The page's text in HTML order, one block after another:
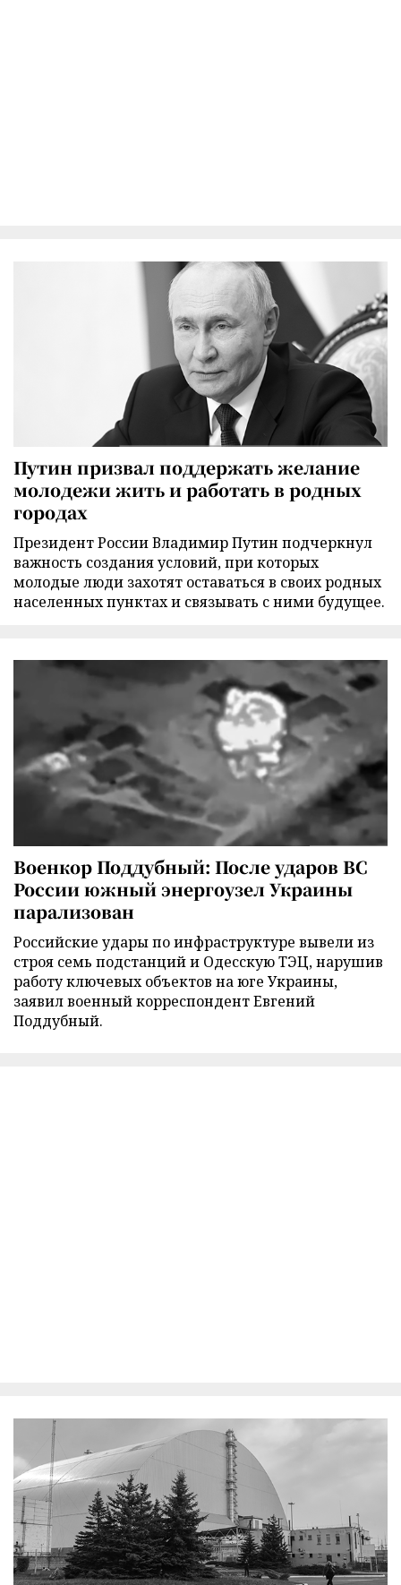
Путин призвал поддержать желание
молодежи жить и работать в родных
городах
Президент России Владимир Путин подчеркнул
важность создания условий, при которых
молодые люди захотят оставаться в своих родных
населенных пунктах и связывать с ними будущее.
Военкор Поддубный: После ударов ВС
России южный энергоузел Украины
парализован
Российские удары по инфраструктуре вывели из
строя семь подстанций и Одесскую ТЭЦ, нарушив
работу ключевых объектов на юге Украины,
заявил военный корреспондент Евгений
Поддубный.